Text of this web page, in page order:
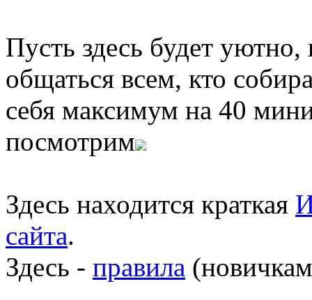
Пусть здесь будет
общаться всем, кто
себя максимум на 40
посмотрим
Здесь находится краткая
сайта.
Здесь - правила